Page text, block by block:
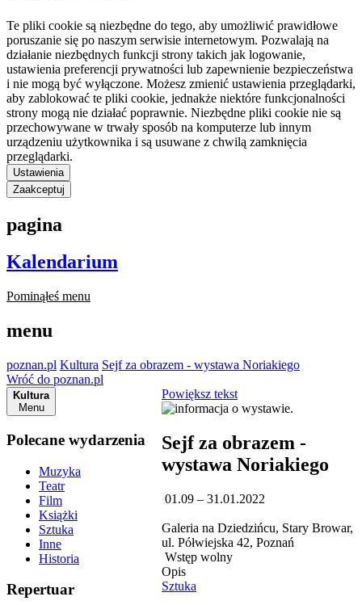
Te pliki cookie są niezbędne do tego, aby umożliwić prawidłowe
poruszanie się po naszym serwisie internetowym. Pozwalają na
działanie niezbędnych funkcji strony takich jak logowanie,
ustawienia preferencji prywatności lub zapewnienie bezpieczeństwa
i nie mogą być wyłączone. Możesz zmienić ustawienia przeglądarki,
aby zablokować te pliki cookie, jednakże niektóre funkcjonalności
strony mogą nie działać poprawnie. Niezbędne pliki cookie nie są
przechowywane w trwały sposób na komputerze lub innym
urządzeniu użytkownika i są usuwane z chwilą zamknięcia
przeglądarki.
Ustawienia
Zaakceptuj
pagina
Kalendarium
Pominąłeś menu
menu
poznan.pl Kultura Sejf za obrazem - wystawa Noriakiego
Wróć do poznan.pl
Kultura
Menu
Polecane wydarzenia
Muzyka
Teatr
Film
Książki
Sztuka
Inne
Historia
Repertuar
Powiększ tekst
Sejf za obrazem -
wystawa Noriakiego
01.09 – 31.01.2022
Galeria na Dziedzińcu, Stary Browar,
ul. Półwiejska 42, Poznań
Wstęp wolny
Opis
Sztuka